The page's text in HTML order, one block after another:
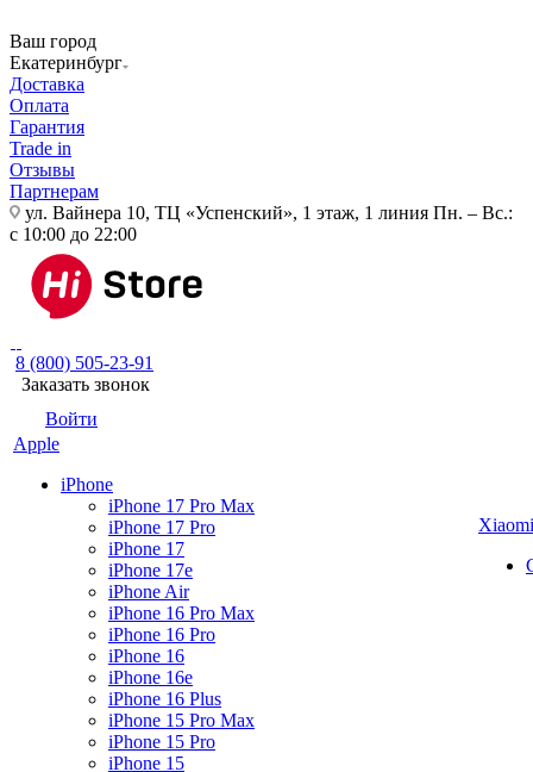
Ваш город
Екатеринбург
Доставка
Оплата
Гарантия
Trade in
Отзывы
Партнерам
ул. Вайнера 10, ТЦ «Успенский», 1 этаж, 1 линия Пн. – Вс.:
с 10:00 до 22:00
8 (800) 505-23-91
Заказать звонок
Войти
Apple
iPhone
iPhone 17 Pro Max
iPhone 17 Pro
iPhone 17
iPhone 17e
iPhone Air
iPhone 16 Pro Max
iPhone 16 Pro
iPhone 16
iPhone 16e
iPhone 16 Plus
iPhone 15 Pro Max
iPhone 15 Pro
iPhone 15
Xiaomi